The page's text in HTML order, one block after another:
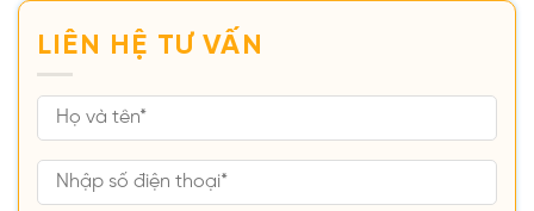
LIÊN HỆ TƯ VẤN